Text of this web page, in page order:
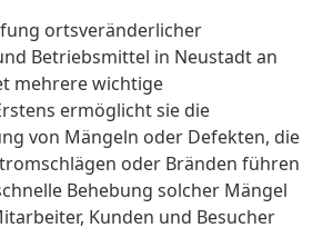
ortsveränderlicher
Betriebsmittel in Neustadt an
mehrere wichtige
ermöglicht sie die
von Mängeln oder Defekten, die
oder Bränden führen
Behebung solcher Mängel
Kunden und Besucher